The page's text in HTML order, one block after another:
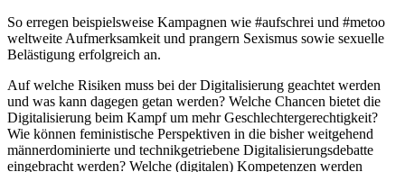
So erregen beispielsweise Kampagnen wie #aufschrei und #metoo
weltweite Aufmerksamkeit und prangern Sexismus sowie sexuelle
Belästigung erfolgreich an.
Auf welche Risiken muss bei der Digitalisierung geachtet werden
und was kann dagegen getan werden? Welche Chancen bietet die
Digitalisierung beim Kampf um mehr Geschlechtergerechtigkeit?
Wie können feministische Perspektiven in die bisher weitgehend
männerdominierte und technikgetriebene Digitalisierungsdebatte
eingebracht werden? Welche (digitalen) Kompetenzen werden